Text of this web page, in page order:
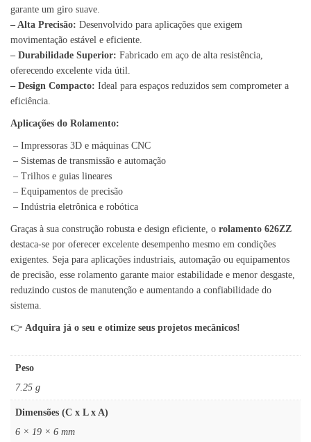
garante um giro suave.
– Alta Precisão: Desenvolvido para aplicações que exigem
movimentação estável e eficiente.
– Durabilidade Superior: Fabricado em aço de alta resistência,
oferecendo excelente vida útil.
– Design Compacto: Ideal para espaços reduzidos sem comprometer a
eficiência.
Aplicações do Rolamento:
– Impressoras 3D e máquinas CNC
– Sistemas de transmissão e automação
– Trilhos e guias lineares
– Equipamentos de precisão
– Indústria eletrônica e robótica
Graças à sua construção robusta e design eficiente, o rolamento 626ZZ
destaca-se por oferecer excelente desempenho mesmo em condições
exigentes. Seja para aplicações industriais, automação ou equipamentos
de precisão, esse rolamento garante maior estabilidade e menor desgaste,
reduzindo custos de manutenção e aumentando a confiabilidade do
sistema.
👉 Adquira já o seu e otimize seus projetos mecânicos!
Peso
7.25 g
Dimensões (C x L x A)
6 × 19 × 6 mm